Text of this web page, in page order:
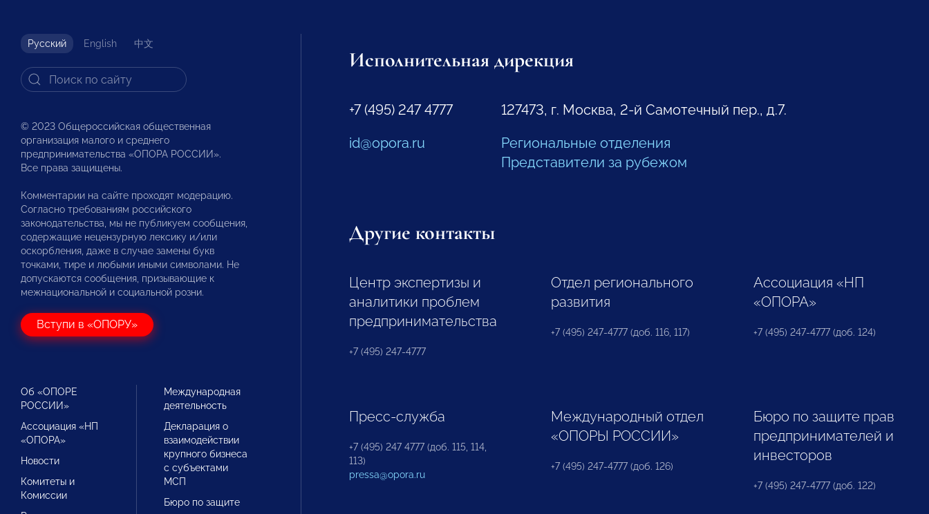
Русский English 中文
© 2023 Общероссийская общественная
организация малого и среднего
предпринимательства «ОПОРА РОССИИ».
Все права защищены.
Комментарии на сайте проходят модерацию.
Согласно требованиям российского
законодательства, мы не публикуем сообщения,
содержащие нецензурную лексику и/или
оскорбления, даже в случае замены букв
точками, тире и любыми иными символами. Не
допускаются сообщения, призывающие к
межнациональной и социальной розни.
Вступи в «ОПОРУ»
Об «ОПОРЕ
РОССИИ»
Ассоциация «НП
«ОПОРА»
Новости
Комитеты и
Комиссии
Международная
деятельность
Декларация о
взаимодействии
крупного бизнеса
с субъектами
МСП
Бюро по защите
Исполнительная дирекция
+7 (495) 247 4777
id@opora.ru
127473, г. Москва, 2-й Самотечный пер., д.7.
Региональные отделения
Представители за рубежом
Другие контакты
Центр экспертизы и
аналитики проблем
предпринимательства
+7 (495) 247-4777
Отдел регионального
развития
+7 (495) 247-4777 (доб. 116, 117)
Ассоциация «НП
«ОПОРА»
+7 (495) 247-4777 (доб. 124)
Пресс-служба
+7 (495) 247 4777 (доб. 115, 114,
113)
pressa@opora.ru
Международный отдел
«ОПОРЫ РОССИИ»
+7 (495) 247-4777 (доб. 126)
Бюро по защите прав
предпринимателей и
инвесторов
+7 (495) 247-4777 (доб. 122)